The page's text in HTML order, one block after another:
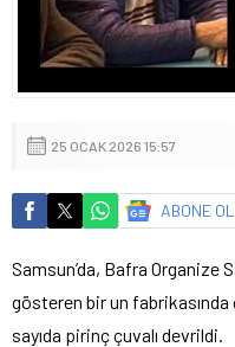
25 OCAK 2026 15:57
ABONE OL
Samsun’da, Bafra Organize
gösteren bir un fabrikasında
sayıda pirinç çuvalı devrildi.